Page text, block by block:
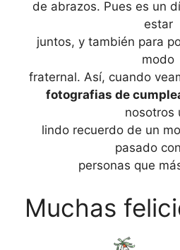
de abrazos. Pues es un
estar
juntos, y también para
modo
fraternal. Así, cuando
fotografias de
nosotros
lindo recuerdo de un
pasado
personas que
Muchas